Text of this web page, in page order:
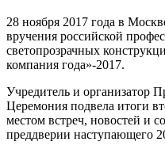
28 ноября 2017 года в
вручения российской
светопрозрачных
компания года»-2017.
Учредитель и организатор
Церемония подвела итоги
местом встреч, новостей и
преддверии наступающего